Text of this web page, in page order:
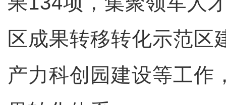
区成果转移转化示范区
产力科创园建设等工作